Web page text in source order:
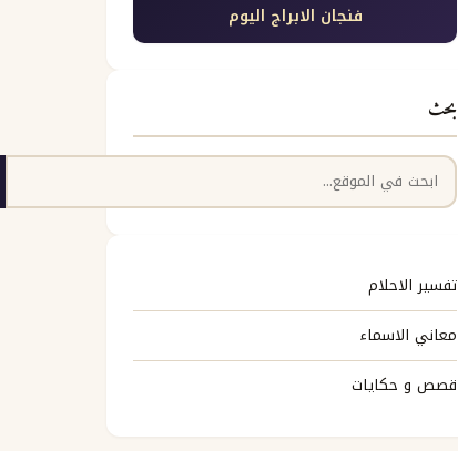
فنجان الابراج اليوم
بحث
البحث
تفسير الاحلام
معاني الاسماء
قصص و حكايات